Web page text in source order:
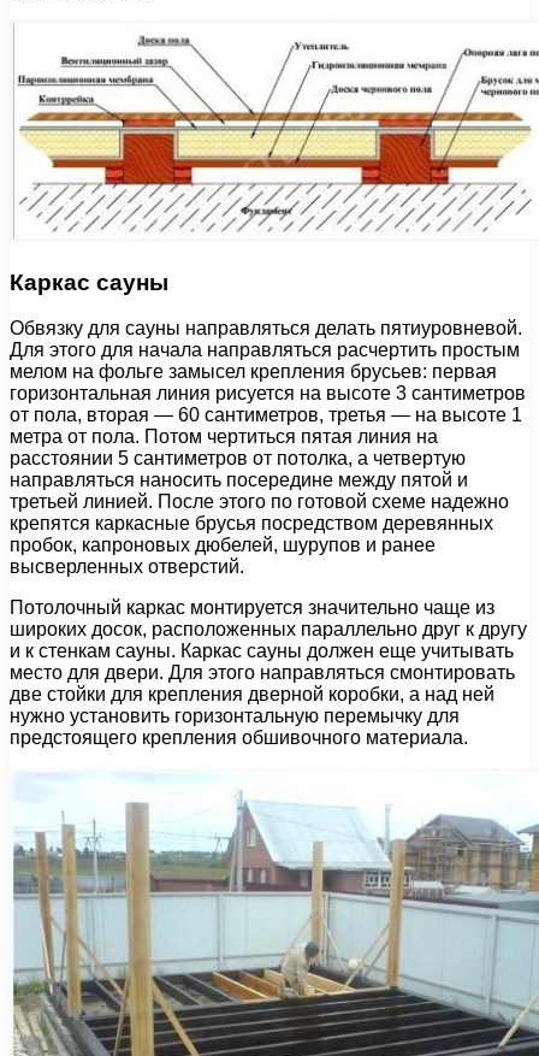
Каркас сауны
Обвязку для сауны направляться делать пятиуровневой.
Для этого для начала направляться расчертить простым
мелом на фольге замысел крепления брусьев: первая
горизонтальная линия рисуется на высоте 3 сантиметров
от пола, вторая — 60 сантиметров, третья — на высоте 1
метра от пола. Потом чертиться пятая линия на
расстоянии 5 сантиметров от потолка, а четвертую
направляться наносить посередине между пятой и
третьей линией. После этого по готовой схеме надежно
крепятся каркасные брусья посредством деревянных
пробок, капроновых дюбелей, шурупов и ранее
высверленных отверстий.
Потолочный каркас монтируется значительно чаще из
широких досок, расположенных параллельно друг к другу
и к стенкам сауны. Каркас сауны должен еще учитывать
место для двери. Для этого направляться смонтировать
две стойки для крепления дверной коробки, а над ней
нужно установить горизонтальную перемычку для
предстоящего крепления обшивочного материала.